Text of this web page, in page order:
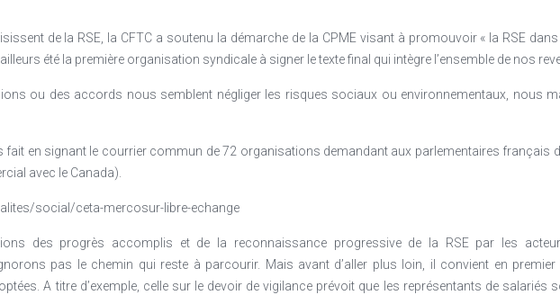
de la RSE, la CFTC a soutenu la démarche de la CPME visant à promouvoir « la RSE dans
été la première organisation syndicale à signer le texte final qui intègre l’ensemble de nos
ou des accords nous semblent négliger les risques sociaux ou environnementaux, nous
fait en signant le courrier commun de 72 organisations demandant aux parlementaires français
avec le Canada).
social/ceta-mercosur-libre-echange
des progrès accomplis et de la reconnaissance progressive de la RSE par les
pas le chemin qui reste à parcourir. Mais avant d’aller plus loin, il convient en premier
A titre d’exemple, celle sur le devoir de vigilance prévoit que les représentants de salariés